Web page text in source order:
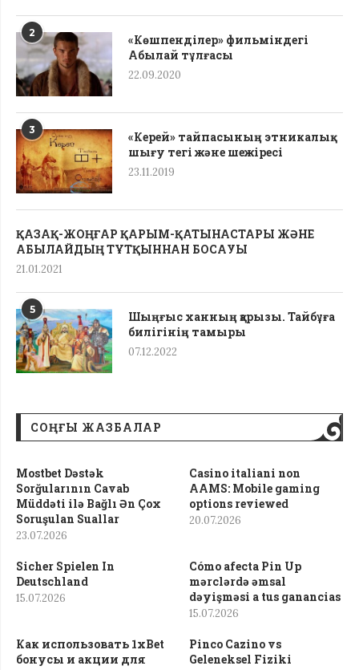
2
«Көшпенділер» фильміндегі
Абылай тұлғасы
22.09.2020
3
«Керей» тайпасының этникалық
шығу тегі жəне шежіресі
23.11.2019
ҚАЗАҚ-ЖОҢҒАР ҚАРЫМ-ҚАТЫНАСТАРЫ ЖӘНЕ
АБЫЛАЙДЫҢ ТҰТҚЫННАН БОСАУЫ
21.01.2021
5
Шыңғыс ханның қарызы. Тайбұға
билігінің тамыры
07.12.2022
СОҢҒЫ ЖАЗБАЛАР
Mostbet Dəstək
Sorğularının Cavab
Müddəti ilə Bağlı Ən Çox
Soruşulan Suallar
23.07.2026
Casino italiani non
AAMS: Mobile gaming
options reviewed
20.07.2026
Sicher Spielen In
Deutschland
15.07.2026
Cómo afecta Pin Up
mərclərdə əmsal
dəyişməsi a tus ganancias
15.07.2026
Как использовать 1xBet
бонусы и акции для
Pinco Cazino vs
Geleneksel Fiziki